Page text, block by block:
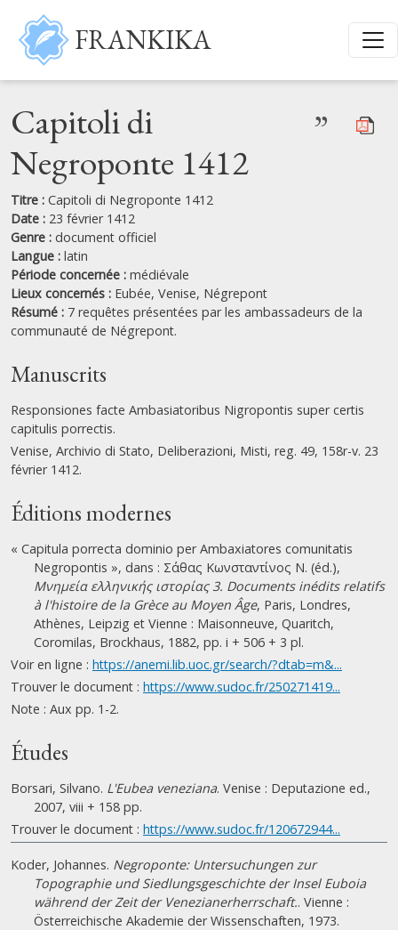
Aller au contenu principal
FRANKIKA
Capitoli di
Negroponte 1412
”
Titre : Capitoli di Negroponte 1412
Date : 23 février 1412
Genre : document officiel
Langue : latin
Période concernée : médiévale
Lieux concernés : Eubée, Venise, Négrepont
Résumé : 7 requêtes présentées par les ambassadeurs de la
communauté de Négrepont.
Manuscrits
Responsiones facte Ambasiatoribus Nigropontis super certis
capitulis porrectis.
Venise, Archivio di Stato, Deliberazioni, Misti, reg. 49, 158r-v. 23
février 1412.
Éditions modernes
« Capitula porrecta dominio per Ambaxiatores comunitatis
Negropontis », dans : Σάθας Κωνσταντίνος Ν. (éd.),
Μνημεία ελληνικής ιστορίας 3. Documents inédits relatifs
à l'histoire de la Grèce au Moyen Âge, Paris, Londres,
Athènes, Leipzig et Vienne : Maisonneuve, Quaritch,
Coromilas, Brockhaus, 1882, pp. i + 506 + 3 pl.
Voir en ligne : https://anemi.lib.uoc.gr/search/?dtab=m&...
Trouver le document : https://www.sudoc.fr/250271419...
Note : Aux pp. 1-2.
Études
Borsari, Silvano. L'Eubea veneziana. Venise : Deputazione ed.,
2007, viii + 158 pp.
Trouver le document : https://www.sudoc.fr/120672944...
Koder, Johannes. Negroponte: Untersuchungen zur
Topographie und Siedlungsgeschichte der Insel Euboia
während der Zeit der Venezianerherrschaft.. Vienne :
Österreichische Akademie der Wissenschaften, 1973.